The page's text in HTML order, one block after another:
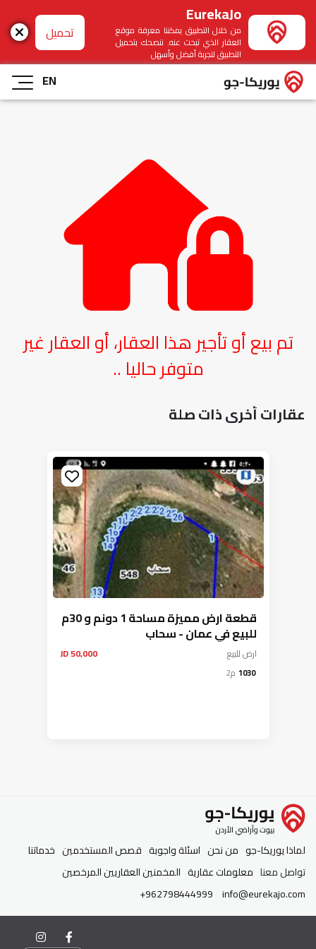
EurekaJo
من خلال التطبيق يمكننا معرفة موقع
العقار الذي تبحث عنه. ننصحك بتحميل
التطبيق لتجربة أفضل وأسهل
تحميل
EN
تم بيع أو تأجير هذا العقار، أو العقار غير
متوفر حاليا ..
عقارات أخرى ذات صلة
قطعة ارض مميزة مساحة 1 دونم و 30م
للبيع في عمان - سحاب
ارضللبيع 50,000 JD
1030 م2
لماذا يوريكا-جو من نحن اسئلة واجوبة قصص المستخدمين خدماتنا
تواصل معنا معلومات عقارية المخمنين العقاريين المرخصين
info@eurekajo.com
+962798444999